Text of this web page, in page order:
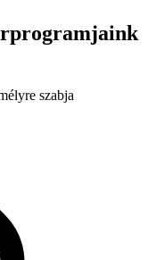
szabja